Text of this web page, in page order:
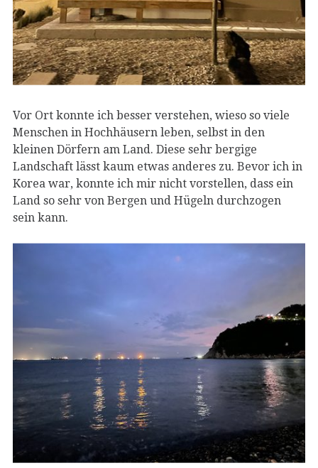
Vor Ort konnte ich besser verstehen, wieso so viele
Menschen in Hochhäusern leben, selbst in den
kleinen Dörfern am Land. Diese sehr bergige
Landschaft lässt kaum etwas anderes zu. Bevor ich in
Korea war, konnte ich mir nicht vorstellen, dass ein
Land so sehr von Bergen und Hügeln durchzogen
sein kann.